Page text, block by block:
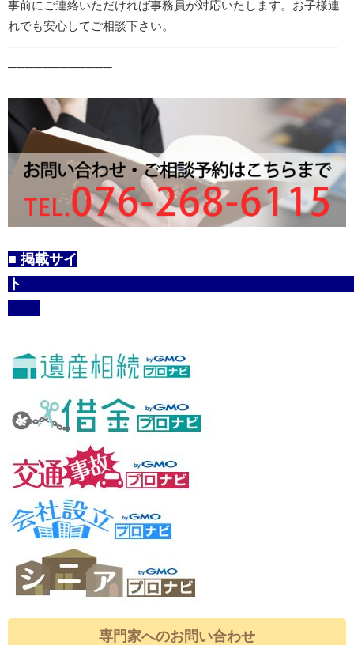
事前にご連絡いただければ事務員が対応いたします。お子様連
れでも安心してご相談下さい。
───​​​​​​​─​​​​​​​─​​​​​​​─​​​​​​​─​​​​​​​─​​​​​​​─​​​​​​​─​​​​​​​─​​​​​​​─​​​​​​​─​​​​​​​─​​​​​​​─​​​​​​​─​​​​​​​─​​​​​​​─​​​​​​​─​​​​​​​─​​​​​​​─​​​​​​​─​​​​​​​─​​​​​​​─​​​​​​​─​​​​​​​─​​​​​​​─​​​​​​​─​​​​​​​─​​​​​​​─​​​​​​​─​​​​​​​─​​​​​​​─​​​​​​​─​​​​​​​─​​​​​​​─​​​​​​​─​​​​​​​─​​​​​​​
─​​​​​​​─​​​​​​​─​​​​​​​─​​​​​​​─​​​​​​​─​​​​​​​─​​​​​​​─​​​​​​​─​​​​​​​─​​​​​​​─​​​​​​​─​​​​​​​
■ 掲載サイ
専門家へのお問い合わせ